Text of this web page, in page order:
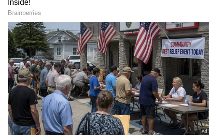
ఆతర్వాత సీన్ లో డాక్టర్ బాబు, వంటలక్క ఇద్దరు ఇంద్రుడు
ఇంటికి వస్తారు. అక్కడ ఆ ఇంటికి టూలేట్ బోర్డు చూసి
హడలిపోతారు. ఏమైంది అని ఇంటి ఓనర్ ని అడిగితే రాత్రికి
రాత్రే ఇల్లు కాళీ చేసి వెళ్లిపోయారు.. మీరు ఇంటికి కోసం
వచ్చారా ఒకసారి చూసి రండీ.. అద్దె గురించి మాట్లాడదాం
అని ఇంటి ఓనర్ వెళ్ళిపోతాడు.. ఇంకా వంటలక్క ఏడుపు